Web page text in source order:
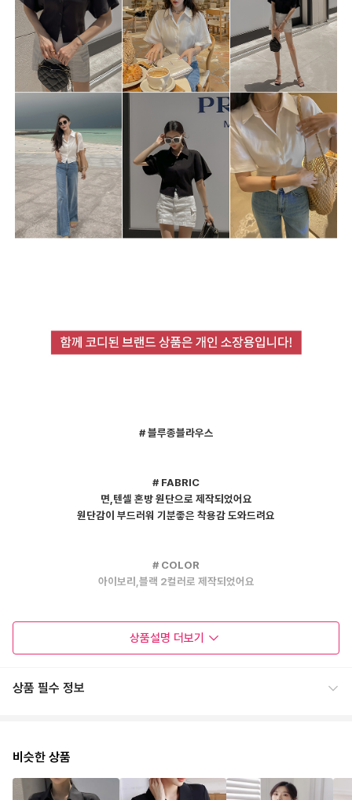
# 블루종블라우스
# FABRIC
면,텐셀 혼방 원단으로 제작되었어요
원단감이 부드러워 기분좋은 착용감 도와드려요
# COLOR
아이보리,블랙 2컬러로 제작되었어요
# DETAIL
기본 카라 네크라인으로 제작되었어요
후면 뒷밴딩으로 라인감 살려줘 여성스러운 느낌이 들어요
# SIZE
상품설명 더보기
상품 필수 정보
비슷한 상품